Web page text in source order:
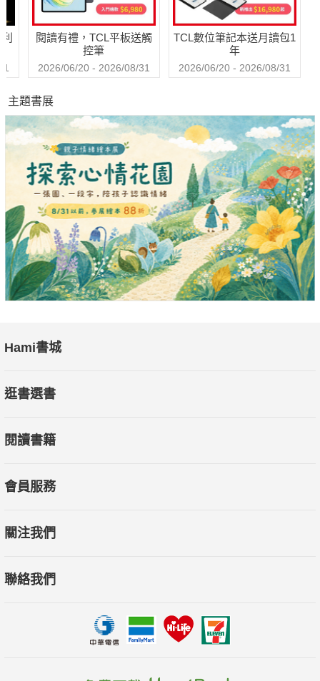
閱讀有禮，TCL平板送觸
控筆
2026/06/20 - 2026/08/31
TCL數位筆記本送月讀包1
年
2026/06/20 - 2026/08/31
主題書展
Hami書城
逛書選書
閱讀書籍
會員服務
關注我們
聯絡我們